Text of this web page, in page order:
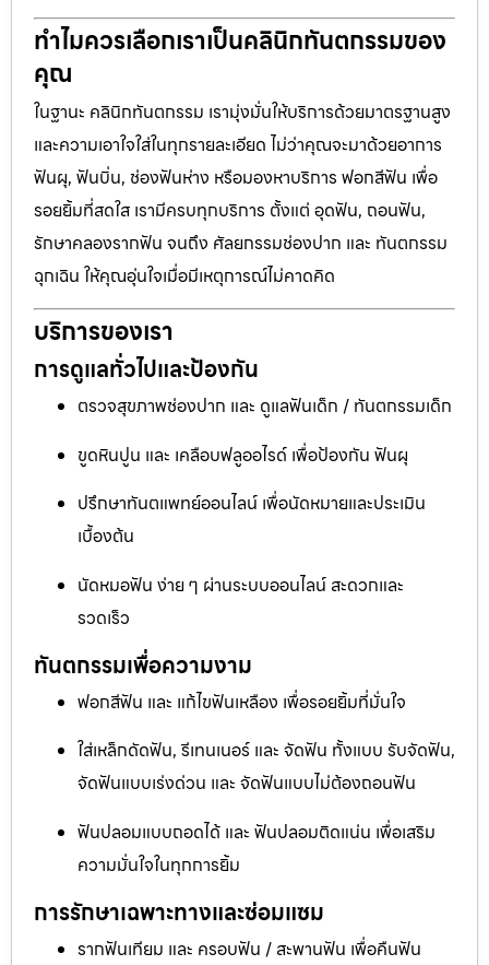
ทำไมควรเลือกเราเป็นคลินิกทันตกรรมของ
คุณ
ในฐานะ คลินิกทันตกรรม เรามุ่งมั่นให้บริการด้วยมาตรฐานสูง
และความเอาใจใส่ในทุกรายละเอียด ไม่ว่าคุณจะมาด้วยอาการ
ฟันผุ, ฟันบิ่น, ช่องฟันห่าง หรือมองหาบริการ ฟอกสีฟัน เพื่อ
รอยยิ้มที่สดใส เรามีครบทุกบริการ ตั้งแต่ อุดฟัน, ถอนฟัน,
รักษาคลองรากฟัน จนถึง ศัลยกรรมช่องปาก และ ทันตกรรม
ฉุกเฉิน ให้คุณอุ่นใจเมื่อมีเหตุการณ์ไม่คาดคิด
บริการของเรา
การดูแลทั่วไปและป้องกัน
ตรวจสุขภาพช่องปาก และ ดูแลฟันเด็ก / ทันตกรรมเด็ก
ขูดหินปูน และ เคลือบฟลูออไรด์ เพื่อป้องกัน ฟันผุ
ปรึกษาทันตแพทย์ออนไลน์ เพื่อนัดหมายและประเมิน
เบื้องต้น
นัดหมอฟัน ง่าย ๆ ผ่านระบบออนไลน์ สะดวกและ
รวดเร็ว
ทันตกรรมเพื่อความงาม
ฟอกสีฟัน และ แก้ไขฟันเหลือง เพื่อรอยยิ้มที่มั่นใจ
ใส่เหล็กดัดฟัน, รีเทนเนอร์ และ จัดฟัน ทั้งแบบ รับจัดฟัน,
จัดฟันแบบเร่งด่วน และ จัดฟันแบบไม่ต้องถอนฟัน
ฟันปลอมแบบถอดได้ และ ฟันปลอมติดแน่น เพื่อเสริม
ความมั่นใจในทุกการยิ้ม
การรักษาเฉพาะทางและซ่อมแซม
รากฟันเทียม และ ครอบฟัน / สะพานฟัน เพื่อคืนฟัน